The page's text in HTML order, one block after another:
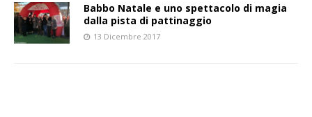
Babbo Natale e uno spettacolo di magia
dalla pista di pattinaggio
13 Dicembre 2017